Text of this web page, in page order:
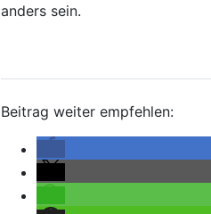
anders sein.
Beitrag weiter empfehlen: